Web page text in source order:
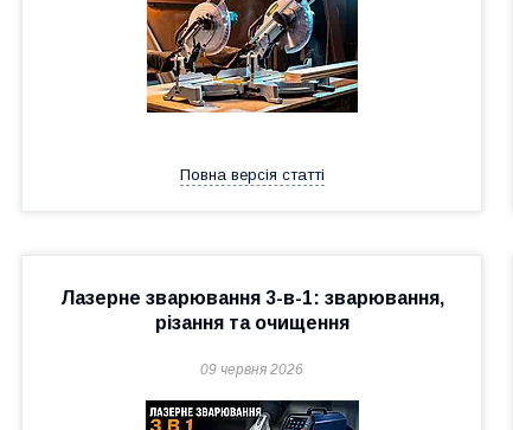
Повна версія статті
Лазерне зварювання 3-в-1: зварювання,
різання та очищення
09 червня 2026